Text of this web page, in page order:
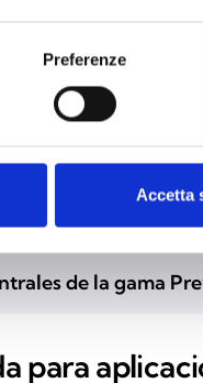
Preferenze
Accetta
módulos AI100DIN
de la gama
para